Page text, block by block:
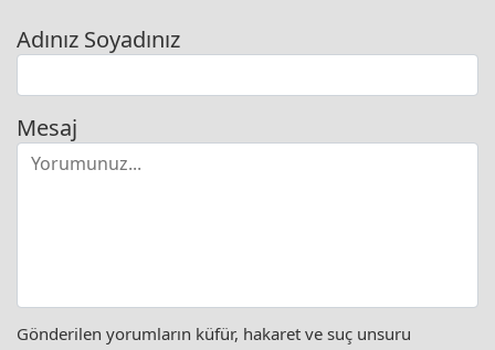
Adınız Soyadınız
Mesaj
Gönderilen yorumların küfür, hakaret ve suç unsuru